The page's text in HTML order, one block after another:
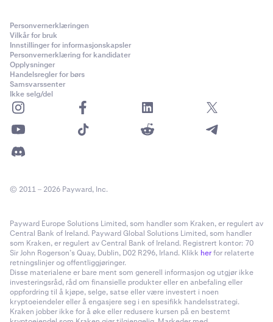
Personvernerklæringen
Vilkår for bruk
Innstillinger for informasjonskapsler
Personvernerklæring for kandidater
Opplysninger
Handelsregler for børs
Samsvarssenter
Ikke selg/del
© 2011 – 2026 Payward, Inc.
Payward Europe Solutions Limited, som handler som Kraken, er regulert av
Central Bank of Ireland. Payward Global Solutions Limited, som handler
som Kraken, er regulert av Central Bank of Ireland. Registrert kontor: 70
Sir John Rogerson’s Quay, Dublin, D02 R296, Irland. Klikk herfor relaterte
retningslinjer og offentliggjøringer.
Disse materialene er bare ment som generell informasjon og utgjør ikke
investeringsråd, råd om finansielle produkter eller en anbefaling eller
oppfordring til å kjøpe, selge, satse eller være investert i noen
kryptoeiendeler eller å engasjere seg i en spesifikk handelsstrategi.
Kraken jobber ikke for å øke eller redusere kursen på en bestemt